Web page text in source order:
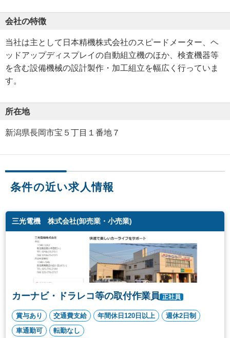
会社の特徴
当社は主として日本精機株式会社のスピードメーター、ヘ
ッドアップディスプレイの自動組立機のほか、検査機器等
を含む設備機械の設計製作・加工組立を幅広く行っていま
す。
所在地
新潟県長岡市宝５丁目１番地７
条件の近い求人情報
三光電機 株式会社(卸売業・小売業)
カーナビ・ドラレコ等の取付作業員 正社員
賞与あり 交通費支給 年間休日120日以上
週休2日制
車通勤可
転勤なし